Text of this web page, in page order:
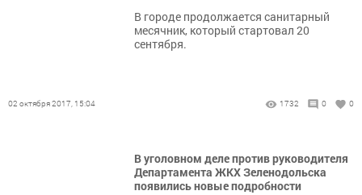
В городе продолжается санитарный
месячник, который стартовал 20
сентября.
02 октября 2017, 15:04 1732 0 0
В уголовном деле против руководителя
Департамента ЖКХ Зеленодольска
появились новые подробности